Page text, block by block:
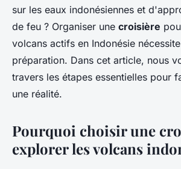
sur les eaux indonésiennes et
de feu ? Organiser une croisière
volcans actifs en Indonésie
préparation. Dans cet article, nous
travers les étapes essentielles pour
une réalité.
Pourquoi choisir une
explorer les volcans